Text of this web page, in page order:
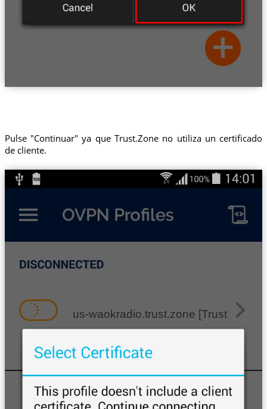
Pulse "Continuar" ya que Trust.Zone no utiliza un certificado
de cliente.
us-waokradio.trust.zone [Trust.Zone-